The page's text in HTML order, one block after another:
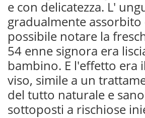
e con delicatezza. L'
gradualmente
possibile notare la
54 enne signora era
bambino. E l'effetto era
viso, simile a un
del tutto naturale e
sottoposti a rischiose